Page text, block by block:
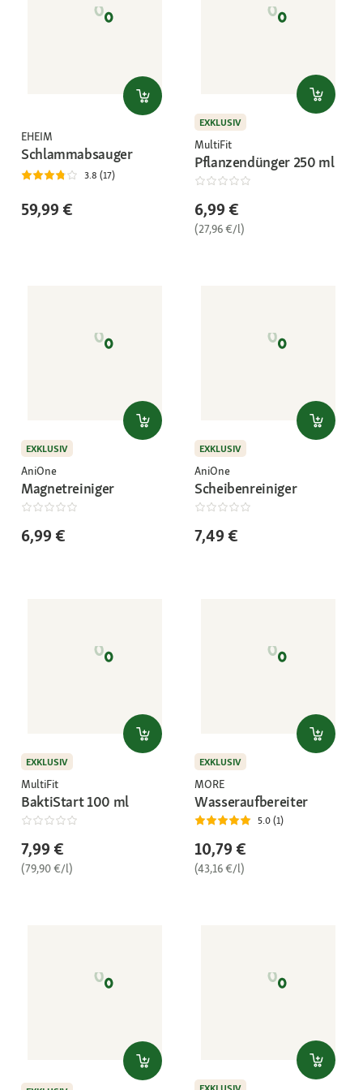
EHEIM
Schlammabsauger
3.8 (17)
59,99 €
EXKLUSIV
MultiFit
Pflanzendünger 250 ml
6,99 €
(27,96 €/l)
EXKLUSIV
AniOne
Magnetreiniger
6,99 €
EXKLUSIV
AniOne
Scheibenreiniger
7,49 €
EXKLUSIV
MultiFit
BaktiStart 100 ml
7,99 €
(79,90 €/l)
EXKLUSIV
MORE
Wasseraufbereiter
5.0 (1)
10,79 €
(43,16 €/l)